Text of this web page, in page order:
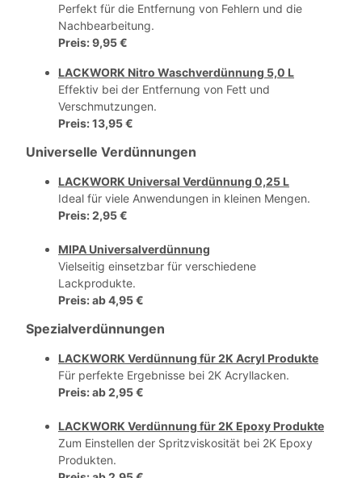
Perfekt für die Entfernung von Fehlern und die
Nachbearbeitung.
Preis: 9,95 €
LACKWORK Nitro Waschverdünnung 5,0 L
Effektiv bei der Entfernung von Fett und
Verschmutzungen.
Preis: 13,95 €
Universelle Verdünnungen
LACKWORK Universal Verdünnung 0,25 L
Ideal für viele Anwendungen in kleinen Mengen.
Preis: 2,95 €
MIPA Universalverdünnung
Vielseitig einsetzbar für verschiedene
Lackprodukte.
Preis: ab 4,95 €
Spezialverdünnungen
LACKWORK Verdünnung für 2K Acryl Produkte
Für perfekte Ergebnisse bei 2K Acryllacken.
Preis: ab 2,95 €
LACKWORK Verdünnung für 2K Epoxy Produkte
Zum Einstellen der Spritzviskosität bei 2K Epoxy
Produkten.